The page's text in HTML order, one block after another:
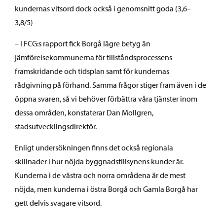
kundernas vitsord dock också i genomsnitt goda (3,6–
3,8/5)
– I FCG:s rapport fick Borgå lägre betyg än
jämförelsekommunerna för tillståndsprocessens
framskridande och tidsplan samt för kundernas
rådgivning på förhand. Samma frågor stiger fram även i de
öppna svaren, så vi behöver förbättra våra tjänster inom
dessa områden, konstaterar Dan Mollgren,
stadsutvecklingsdirektör.
Enligt undersökningen finns det också regionala
skillnader i hur nöjda byggnadstillsynens kunder är.
Kunderna i de västra och norra områdena är de mest
nöjda, men kunderna i östra Borgå och Gamla Borgå har
gett delvis svagare vitsord.